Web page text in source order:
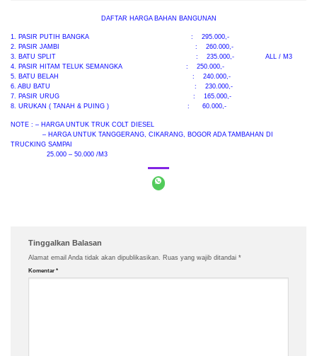
DAFTAR HARGA BAHAN BANGUNAN
1. PASIR PUTIH BANGKA : 295.000,-
2. PASIR JAMBI : 260.000,-
3. BATU SPLIT : 235.000,- ALL / M3
4. PASIR HITAM TELUK SEMANGKA : 250.000,-
5. BATU BELAH : 240.000,-
6. ABU BATU : 230.000,-
7. PASIR URUG : 165.000,-
8. URUKAN ( TANAH & PUING ) : 60.000,-
NOTE : – HARGA UNTUK TRUK COLT DIESEL
– HARGA UNTUK TANGGERANG, CIKARANG, BOGOR ADA TAMBAHAN DI
TRUCKING SAMPAI
25.000 – 50.000 /M3
Tinggalkan Balasan
Alamat email Anda tidak akan dipublikasikan. Ruas yang wajib ditandai *
Komentar *